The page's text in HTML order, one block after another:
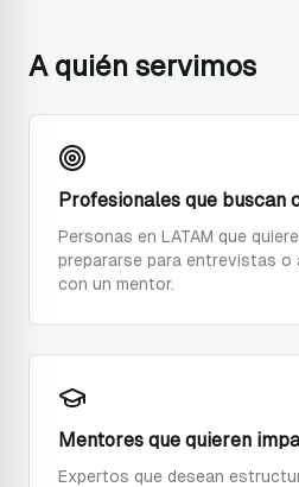
A quién servimos
Profesionales que buscan
Personas en LATAM que
prepararse para entrevistas o
con un mentor.
Mentores que quieren
Expertos que desean